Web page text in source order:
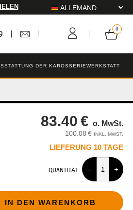
DER KAROSSERIEWERKSTATT
LIEFERUNG 10 TAGE
83.40 € o. MwSt.
100.08 € INKL. MWST.
QUANTITÄT
IN DEN WARENKORB